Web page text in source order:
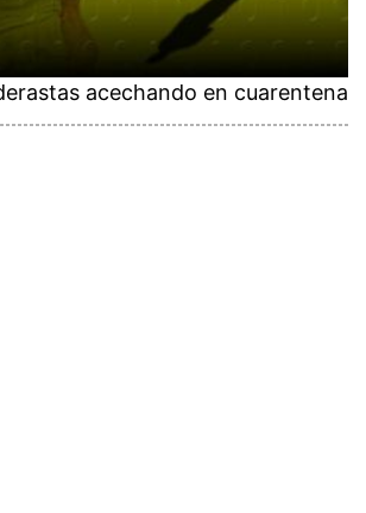
acechando en cuarentena